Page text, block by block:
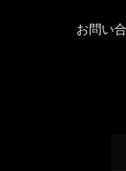
お問い